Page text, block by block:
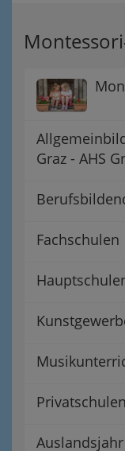
Graz - AHS
Fachschulen
Privatschulen